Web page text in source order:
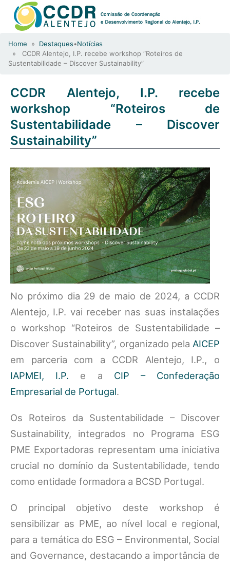
Home » Destaques•Notícias
» CCDR Alentejo, I.P. recebe workshop “Roteiros de
Sustentabilidade – Discover Sustainability”
CCDR Alentejo, I.P. recebe
workshop “Roteiros de
Sustentabilidade – Discover
Sustainability”
No próximo dia 29 de maio de 2024, a CCDR
Alentejo, I.P. vai receber nas suas instalações
o workshop “Roteiros de Sustentabilidade –
Discover Sustainability”, organizado pela AICEP
em parceria com a CCDR Alentejo, I.P., o
IAPMEI, I.P. e a CIP – Confederação
Empresarial de Portugal.
Os Roteiros da Sustentabilidade – Discover
Sustainability, integrados no Programa ESG
PME Exportadoras representam uma iniciativa
crucial no domínio da Sustentabilidade, tendo
como entidade formadora a BCSD Portugal.
O principal objetivo deste workshop é
sensibilizar as PME, ao nível local e regional,
para a temática do ESG – Environmental, Social
and Governance, destacando a importância de